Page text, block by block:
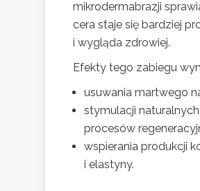
mikrodermabrazji
cera staje się bardziej
i wygląda zdrowiej.
Efekty tego zabiegu
usuwania martwego
stymulacji naturalnych
procesów
wspierania produkcji
i elastyny.